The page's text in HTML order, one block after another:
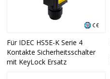
Für IDEC HS5E-K Serie 4
Kontakte Sicherheitsschalter
mit KeyLock Ersatz